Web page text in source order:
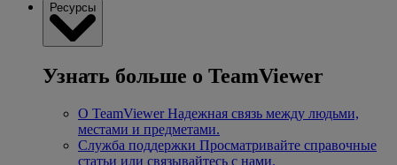
Ресурсы
Узнать больше о TeamViewer
О TeamViewer Надежная связь между людьми,
местами и предметами.
Служба поддержки Просматривайте справочные
статьи или связывайтесь с нами.